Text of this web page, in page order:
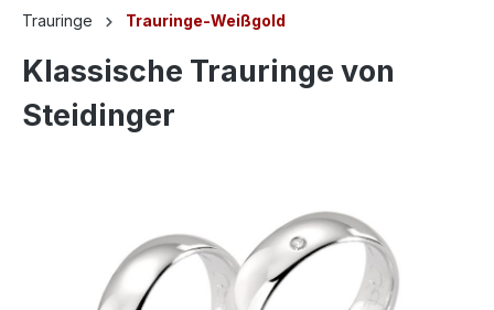
Trauringe Trauringe-Weißgold
Klassische Trauringe von
Steidinger